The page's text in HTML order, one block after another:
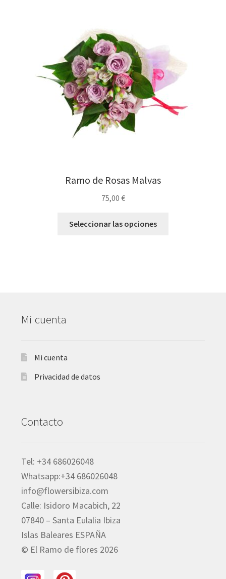
Ramo de Rosas Malvas
75,00 €
Seleccionar las opciones
Mi cuenta
Mi cuenta
Privacidad de datos
Contacto
Tel: +34 686026048
Whatsapp:+34 686026048
info@flowersibiza.com
Calle: Isidoro Macabich, 22
07840 – Santa Eulalia Ibiza
Islas Baleares ESPAÑA
© El Ramo de flores 2026